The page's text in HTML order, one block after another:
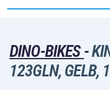
DINO-BIKES-
123GLN, GELB,